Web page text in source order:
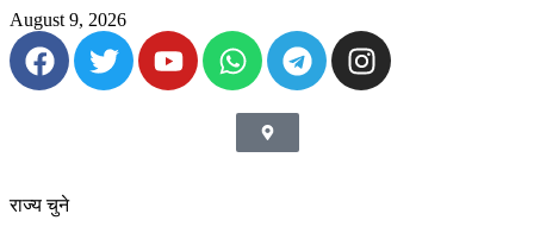
August 9, 2026
राज्य चुने